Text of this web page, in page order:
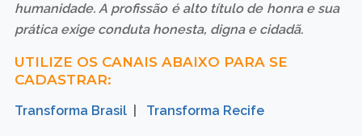
humanidade. A profissão é alto título de honra e sua
prática exige conduta honesta, digna e cidadã.
UTILIZE OS CANAIS ABAIXO PARA SE
CADASTRAR:
Transforma Brasil| Transforma Recife